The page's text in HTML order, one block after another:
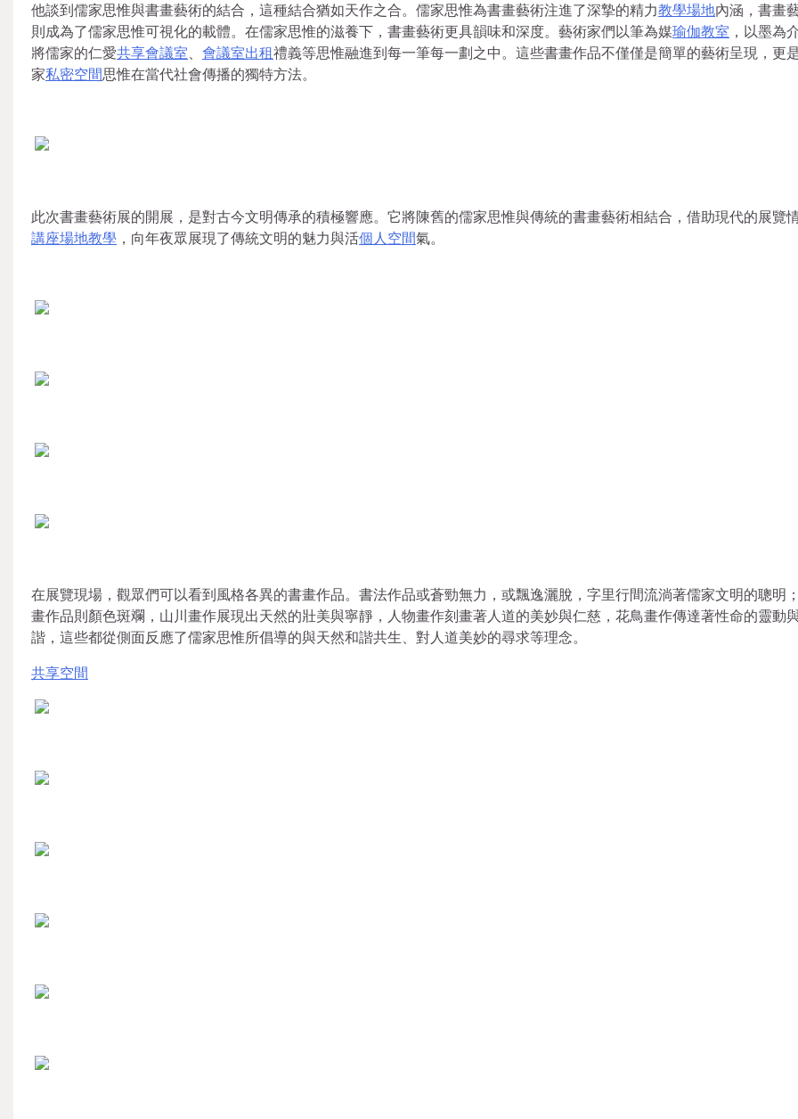
他談到儒家思惟與書畫藝術的結合，這種結合猶如天作之合。儒家思惟為書畫藝術注進了深摯的精力教學場地內涵，書畫
則成為了儒家思惟可視化的載體。在儒家思惟的滋養下，書畫藝術更具韻味和深度。藝術家們以筆為媒瑜伽教室 ，以墨為
將儒家的仁愛共享會議室、 會議室出租禮義等思惟融進到每一筆每一劃之中。這些書畫作品不僅僅是簡單的藝術呈現，更
家私密空間思惟在當代社會傳播的獨特方法。
此次書畫藝術展的開展，是對古今文明傳承的積極響應。它將陳舊的儒家思惟與傳統的書畫藝術相結合，借助現代的展覽
講座場地教學 ，向年夜眾展現了傳統文明的魅力與活個人空間氣。
在展覽現場，觀眾們可以看到風格各異的書畫作品。書法作品或蒼勁無力，或飄逸灑脫，字里行間流淌著儒家文明的聰明
畫作品則顏色斑斕，山川畫作展現出天然的壯美與寧靜，人物畫作刻畫著人道的美妙與仁慈，花鳥畫作傳達著性命的靈動
諧，這些都從側面反應了儒家思惟所倡導的與天然和諧共生、對人道美妙的尋求等理念。
共享空間